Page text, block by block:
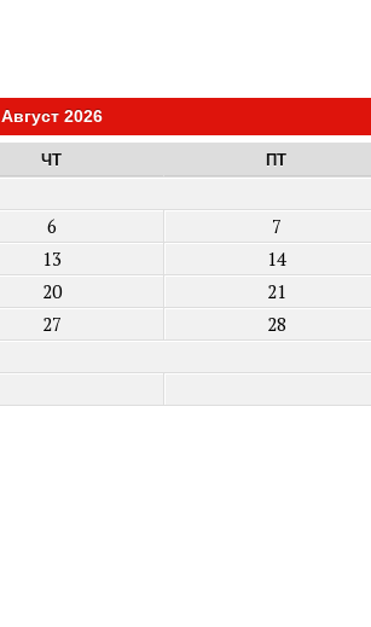
Август 2026
ЧТ ПТ
6 7
13 14
20 21
27 28